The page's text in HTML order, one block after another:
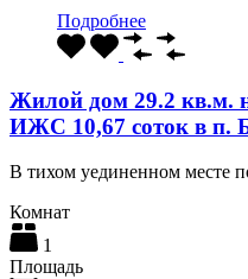
Подробнее
Жилой дом 29.2 кв.м.
ИЖС 10,67 соток в п.
В тихом уединенном месте
Комнат
1
Площадь